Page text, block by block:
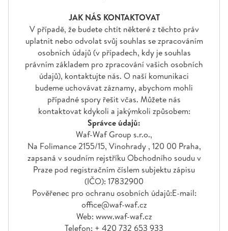
JAK NÁS KONTAKTOVAT
V případě, že budete chtít některé z těchto práv
uplatnit nebo odvolat svůj souhlas se zpracováním
osobních údajů (v případech, kdy je souhlas
právním základem pro zpracování vašich osobních
údajů), kontaktujte nás. O naší komunikaci
budeme uchovávat záznamy, abychom mohli
případné spory řešit včas. Můžete nás
kontaktovat kdykoli a jakýmkoli způsobem:
Správce údajů:
Waf-Waf Group s.r.o.,
Na Folimance 2155/15, Vinohrady , 120 00 Praha,
zapsaná v soudním rejstříku Obchodního soudu v
Praze pod registračním číslem subjektu zápisu
(IČO): 17832900
Pověřenec pro ochranu osobních údajů:E-mail:
office@waf-waf.cz
Web: www.waf-waf.cz
Telefon: + 420 732 653 933